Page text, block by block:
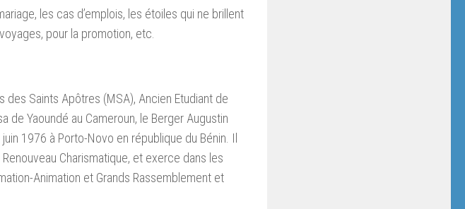
les cas d’emplois, les étoiles qui ne brillent
pour la promotion, etc.
des Saints Apôtres (MSA), Ancien Etudiant de
de Yaoundé au Cameroun, le Berger Augustin
1976 à Porto-Novo en république du Bénin. Il
Charismatique, et exerce dans les
Animation et Grands Rassemblement et